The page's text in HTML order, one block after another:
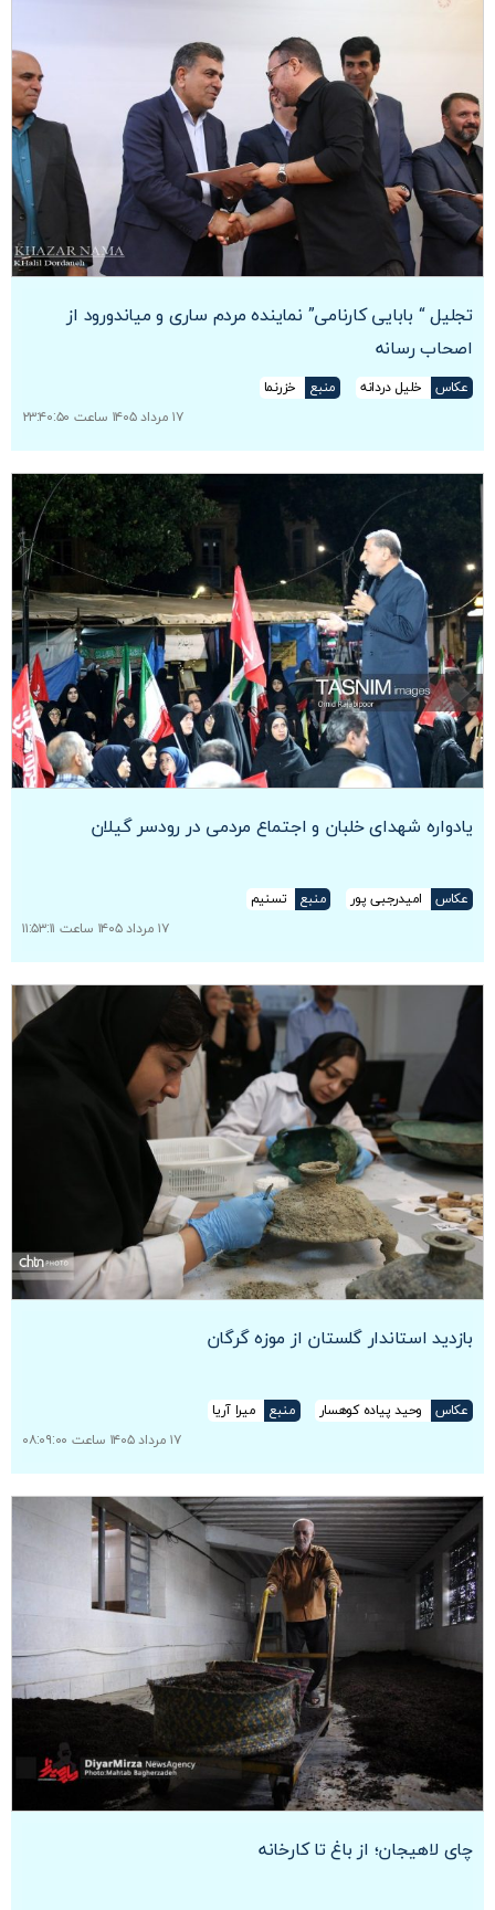
تجلیل “ بابایی کارنامی” نماینده مردم ساری و میاندورود از
اصحاب رسانه
عکاس خلیل دردانه منبع
خزرنما
۱۷ مرداد ۱۴۰۵ ساعت ۲۳:۴۰:۵۰
یادواره شهدای خلبان و اجتماع مردمی در رودسر گیلان
عکاس امیدرجبی پور منبع
تسنیم
۱۷ مرداد ۱۴۰۵ ساعت ۱۱:۵۳:۱۱
بازدید استاندار گلستان از موزه گرگان
عکاس وحید پیاده کوهسار منبع
میرا آریا
۱۷ مرداد ۱۴۰۵ ساعت ۰۸:۰۹:۰۰
چای لاهیجان؛ از باغ تا کارخانه